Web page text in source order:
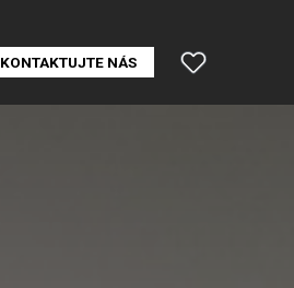
KONTAKTUJTE NÁS